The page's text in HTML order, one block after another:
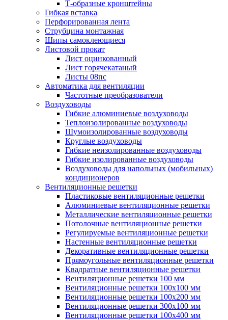
Т-образные кронштейны
Гибкая вставка
Перфорированная лента
Струбцина монтажная
Шипы самоклеющиеся
Листовой прокат
Лист оцинкованный
Лист горячекатаный
Листы 08пс
Автоматика для вентиляции
Частотные преобразователи
Воздуховоды
Гибкие алюминиевые воздуховоды
Теплоизолированные воздуховоды
Шумоизолированные воздуховоды
Круглые воздуховоды
Гибкие неизолированные воздуховоды
Гибкие изолированные воздуховоды
Воздуховоды для напольных (мобильных)
кондиционеров
Вентиляционные решетки
Пластиковые вентиляционные решетки
Алюминиевые вентиляционные решетки
Металлические вентиляционные решетки
Потолочные вентиляционные решетки
Регулируемые вентиляционные решетки
Настенные вентиляционные решетки
Декоративные вентиляционные решетки
Прямоугольные вентиляционные решетки
Квадратные вентиляционные решетки
Вентиляционные решетки 100 мм
Вентиляционные решетки 100х100 мм
Вентиляционные решетки 100х200 мм
Вентиляционные решетки 300х100 мм
Вентиляционные решетки 100х400 мм